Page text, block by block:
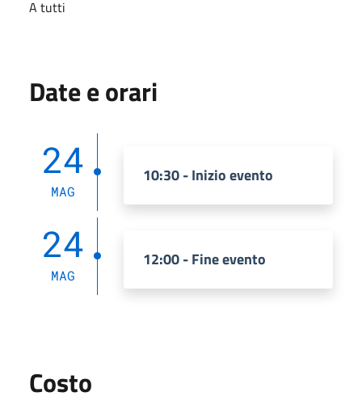
A tutti
Date e orari
24
MAG
10:30 - Inizio evento
24
MAG
12:00 - Fine evento
Costo